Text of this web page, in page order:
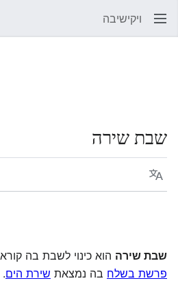
ויקישיבה
שבת שירה
שפה
שבת שירה הוא כינוי לשבת בה
פרשת בשלח בה נמצאת שירת הים.